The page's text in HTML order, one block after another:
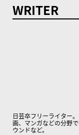
WRITER
日芸卒フリーライター
画、マンガなどの分野
ウンドなど。